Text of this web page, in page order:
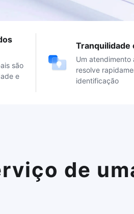
são
e
Tranquilidade
Um atendimento
resolve
identificação
de